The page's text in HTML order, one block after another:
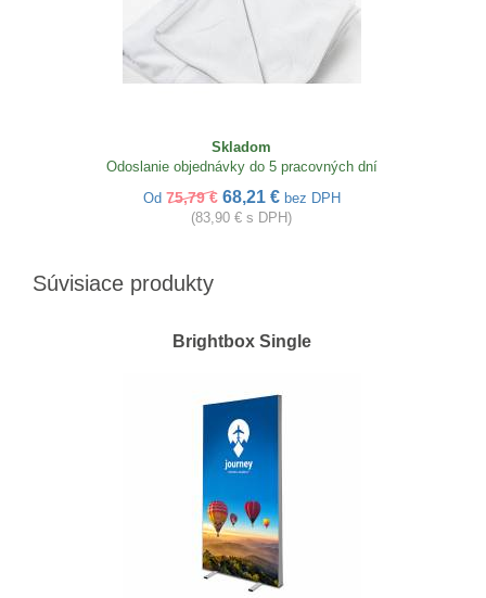
Skladom
Odoslanie objednávky do 5 pracovných dní
Od 75,79 €68,21 € bez DPH
(83,90 € s DPH)
Súvisiace produkty
Brightbox Single